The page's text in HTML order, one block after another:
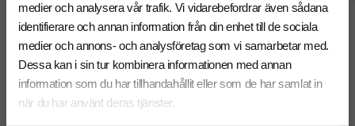
medier och analysera vår trafik. Vi vidarebefordrar även sådana
identifierare och annan information från din enhet till de sociala
medier och annons- och analysföretag som vi samarbetar med.
Dessa kan i sin tur kombinera informationen med annan
information som du har tillhandahållit eller som de har samlat in
när du har använt deras tjänster.